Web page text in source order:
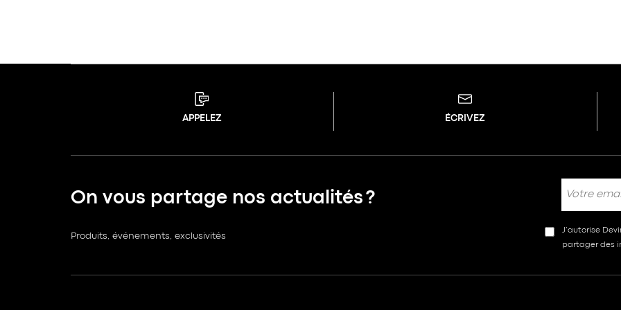
APPELEZ ÉCRIVEZ
On vous partage nos actualités ?
Produits, événements, exclusivités
J’autorise
partager des